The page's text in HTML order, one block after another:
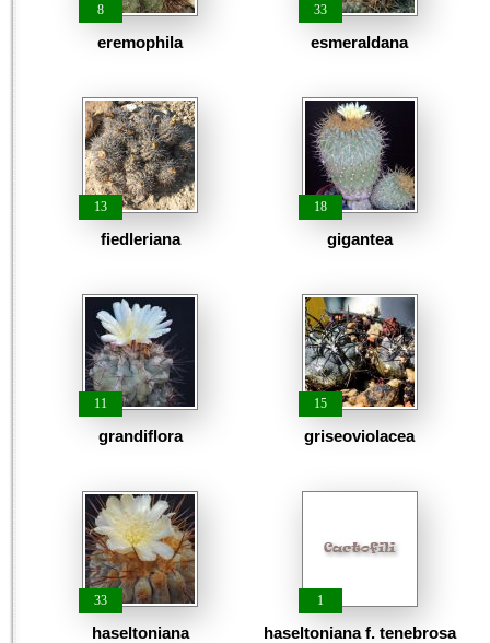
8
eremophila
33
esmeraldana
13
fiedleriana
18
gigantea
11
grandiflora
15
griseoviolacea
33
haseltoniana
1
haseltoniana f. tenebrosa